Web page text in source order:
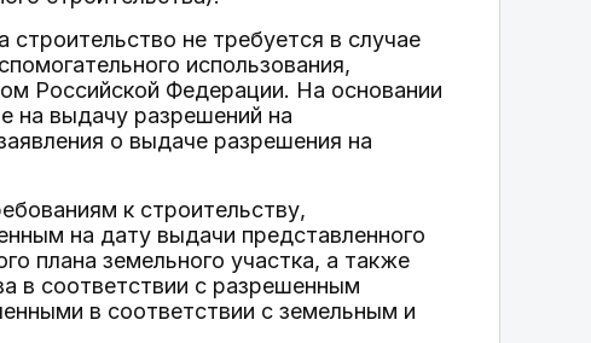
строительство не требуется в случае
использования,
Российской Федерации. На основании
на выдачу разрешений на
о выдаче разрешения на
к строительству,
на дату выдачи представленного
плана земельного участка, а также
в соответствии с разрешенным
в соответствии с земельным и